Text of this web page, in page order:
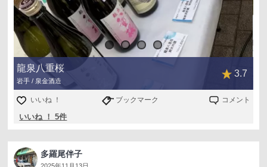
龍泉八重桜
岩手 / 泉金酒造
3.7
いいね ！ ブックマーク コメント
いいね ！ 5件
多羅尾伴子